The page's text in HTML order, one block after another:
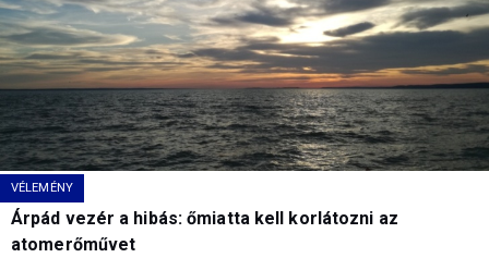
VÉLEMÉNY
Árpád vezér a hibás: őmiatta kell korlátozni az
atomerőművet